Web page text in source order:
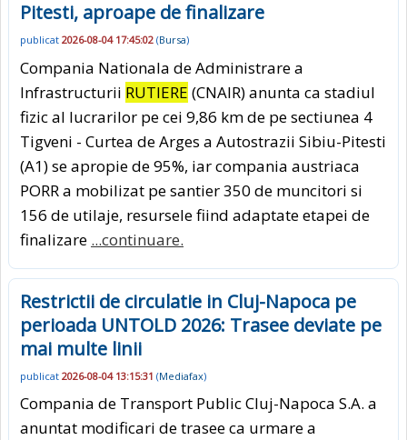
Pitesti, aproape de finalizare
publicat 2026-08-04 17:45:02 (Bursa)
Compania Nationala de Administrare a
Infrastructurii RUTIERE (CNAIR) anunta ca stadiul
fizic al lucrarilor pe cei 9,86 km de pe sectiunea 4
Tigveni - Curtea de Arges a Autostrazii Sibiu-Pitesti
(A1) se apropie de 95%, iar compania austriaca
PORR a mobilizat pe santier 350 de muncitori si
156 de utilaje, resursele fiind adaptate etapei de
finalizare ...continuare.
Restrictii de circulatie in Cluj-Napoca pe
perioada UNTOLD 2026: Trasee deviate pe
mai multe linii
publicat 2026-08-04 13:15:31 (Mediafax)
Compania de Transport Public Cluj-Napoca S.A. a
anuntat modificari de trasee ca urmare a